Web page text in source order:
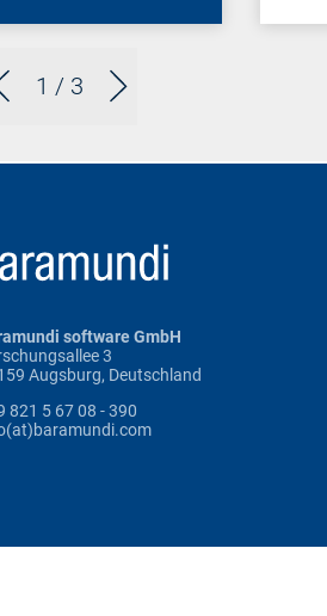
1 / 3
software GmbH
3
Augsburg, Deutschland
821 5 67 08 - 390